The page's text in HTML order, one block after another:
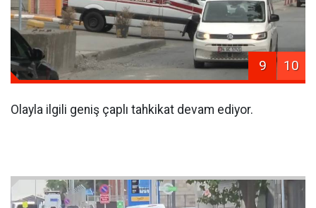
9 10
Olayla ilgili geniş çaplı tahkikat devam ediyor.